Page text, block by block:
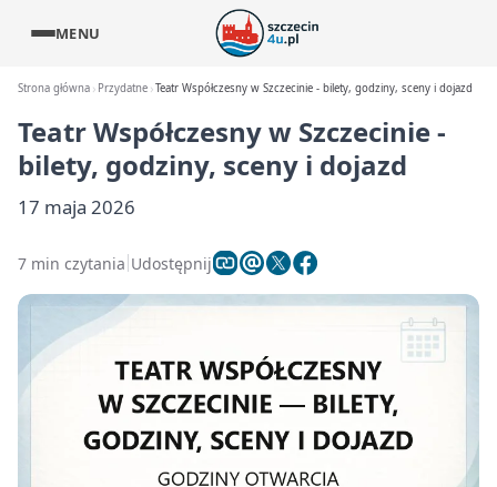
MENU
Strona główna Przydatne Teatr Współczesny w Szczecinie - bilety, godziny, sceny i dojazd
Teatr Współczesny w Szczecinie -
bilety, godziny, sceny i dojazd
17 maja 2026
7 min czytania Udostępnij